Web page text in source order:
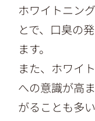
ホワイトニン
とで、口臭の
ます。
また、ホワイ
への意識が高
がることも多い